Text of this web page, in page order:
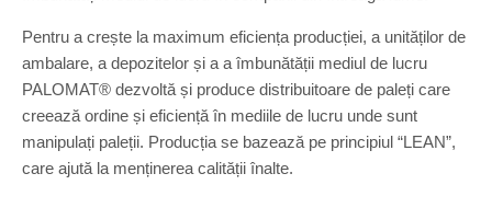
Pentru a crește la maximum eficiența producției, a unităților de
ambalare, a depozitelor și a a îmbunătății mediul de lucru
PALOMAT® dezvoltă și produce distribuitoare de paleți care
creează ordine și eficiență în mediile de lucru unde sunt
manipulați paleții. Producția se bazează pe principiul “LEAN”,
care ajută la menținerea calității înalte.